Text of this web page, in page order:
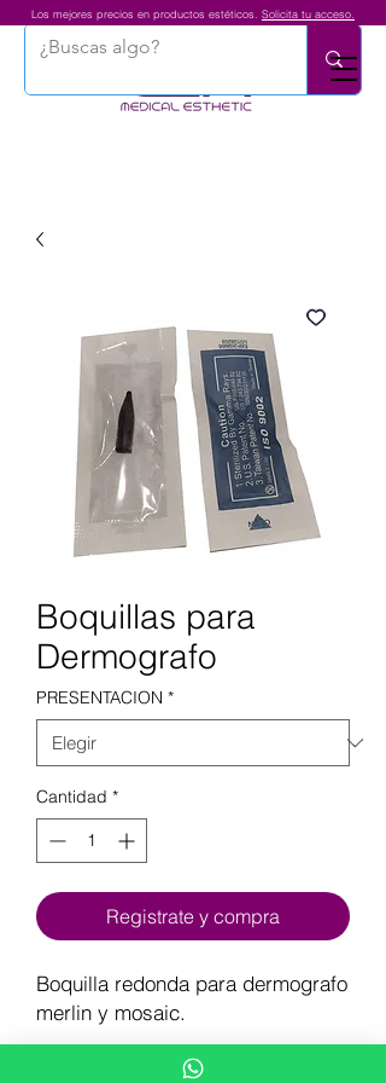
Los mejores precios en productos estéticos. Solicita tu acceso.
Boquillas para
Dermografo
PRESENTACION *
Cantidad *
Registrate y compra
Boquilla redonda para dermografo
merlin y mosaic.